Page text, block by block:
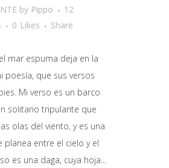
by Pippo
12
0 Likes Share
mar espuma deja en la
poesía, que sus versos
Mi verso es un barco
solitario tripulante que
olas del viento, y es una
planea entre el cielo y el
es una daga, cuya hoja...